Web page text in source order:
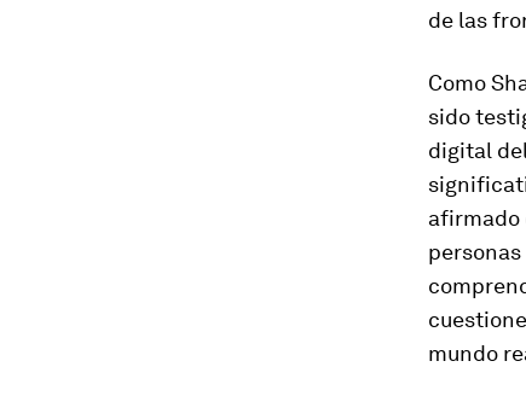
de las
Como
sido
digital
afirmado
mundo